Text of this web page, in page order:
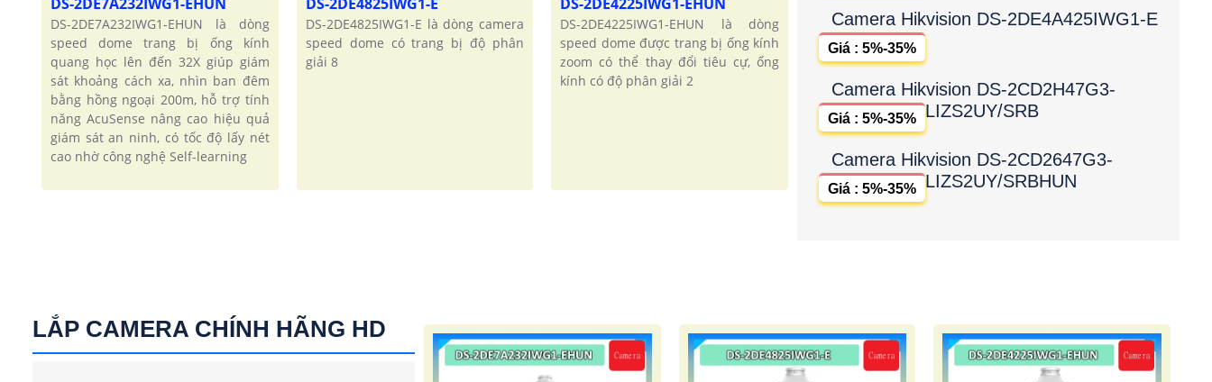
DS-2DE7A232IWG1-EHUN là dòng
speed dome trang bị ống kính
quang học lên đến 32X giúp giám
sát khoảng cách xa, nhìn ban đêm
bằng hồng ngoại 200m, hỗ trợ tính
năng AcuSense nâng cao hiệu quả
giám sát an ninh, có tốc độ lấy nét
cao nhờ công nghệ Self-learning
DS-2DE4825IWG1-E là dòng camera
speed dome có trang bị độ phân
giải 8
DS-2DE4225IWG1-EHUN là dòng
speed dome được trang bị ống kính
zoom có thể thay đổi tiêu cự, ống
kính có độ phân giải 2
Camera Hikvision DS-2DE4A425IWG1-E
Giá : 5%-35%
Camera Hikvision DS-2CD2H47G3-
LIZS2UY/SRB
Giá : 5%-35%
Camera Hikvision DS-2CD2647G3-
LIZS2UY/SRBHUN
Giá : 5%-35%
LẮP CAMERA CHÍNH HÃNG HD